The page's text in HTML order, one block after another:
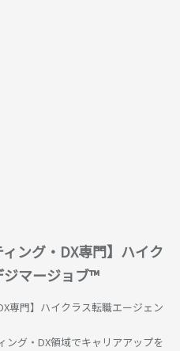
ング・DX専門】ハイク
マージョブ™
専門】ハイクラス転職エージェン
ング・DX領域でキャリアアップを